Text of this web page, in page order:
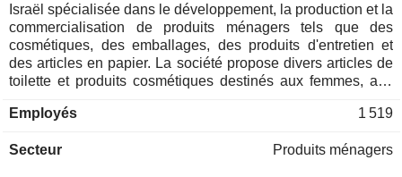
Israël spécialisée dans le développement, la production et la
commercialisation de produits ménagers tels que des
cosmétiques, des emballages, des produits d'entretien et
des articles en papier. La société propose divers articles de
toilette et produits cosmétiques destinés aux femmes, aux
des lingettes pour bébés, des éponges, des lotions, des
complémentaires. Elle fournit également des produits
Employés 1 519
Secteur Produits ménagers